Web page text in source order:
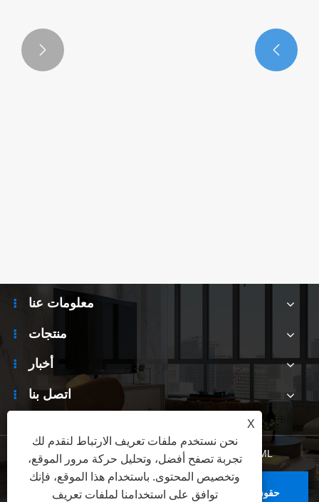


معلومات عنا
منتجات
أخبار
اتصل بنا
Links Sitemap | RSS XML
| سياسة الخصوصية
حقوق الطبع والنشر © 2025 Tianjin Tanggu Shengshi
X
نحن نستخدم ملفات تعريف الارتباط لنقدم لك
تجربة تصفح أفضل، وتحليل حركة مرور الموقع،
وتخصيص المحتوى. باستخدام هذا الموقع، فإنك
توافق على استخدامنا لملفات تعريف